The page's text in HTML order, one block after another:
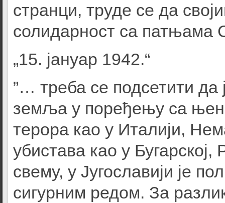
странци, труде се да
солидарност са патњама
„15. јануар 1942.“
”… треба се подсетити да
земља у поређењу са
терора као у Италији,
убистава као у
свему, у Југославији је
сигурним редом. За